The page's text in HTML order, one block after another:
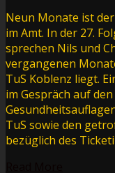
Neun Monate ist
im Amt. In der 27.
sprechen Nils und
vergangenen
TuS Koblenz liegt.
im Gespräch auf
TuS sowie den
bezüglich des